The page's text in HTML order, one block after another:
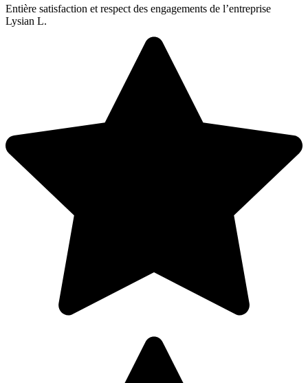
Entière satisfaction et respect des engagements de l’entreprise
Lysian L.